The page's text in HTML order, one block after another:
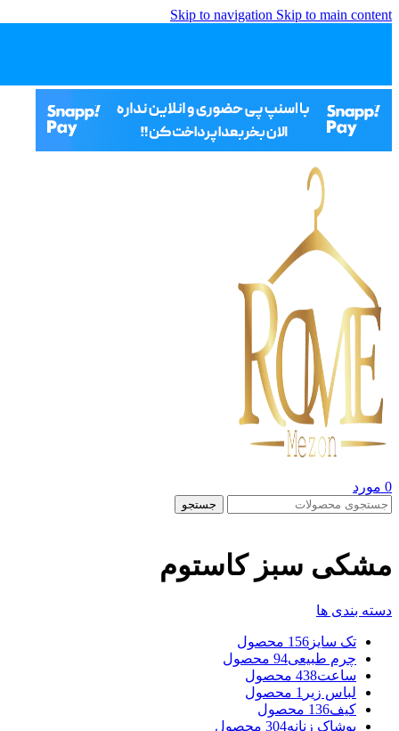
Skip to navigation Skip to main content
0 مورد
جستجو
مشکی سبز کاستوم
دسته بندی ها
تک سایز 156 محصول
چرم طبیعی94 محصول
ساعت438 محصول
لباس زیر 1 محصول
کیف136 محصول
پوشاک زنانه304 محصول